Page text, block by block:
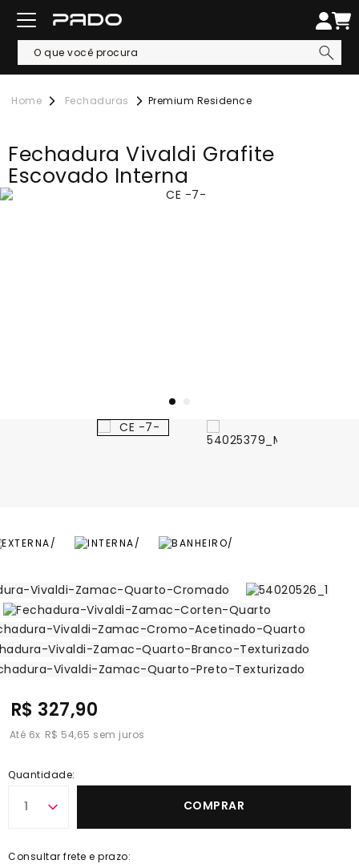
Fechaduras Premium Residence
Fechadura Vivaldi Grafite
Escovado Interna
R$ 327,90
6x R$ 54,65
Quantidade:
1 COMPRAR